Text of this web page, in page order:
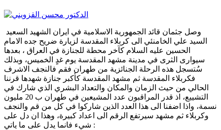
السيد علي الخامنئي الى كربلاء المقدسة لزيارة ضريح جده الامام
الحسين عليه السلام كآخر محطة للجنازة في العراق ، بعدها
سيوارى الثرى في مدينة مشهد المقدسة يوم غدٍ الخميس، وبذلك
سُتسجل هذه الرحلة الجنائزية من طهران فقم فالنجف الاشرف
فكربلاء المقدسة ثم مشهد المقدسة كأكبر جنازة شهدها قرننا
الحالي من حيث الزمان والمكان والتعداد البشري الذي شارك في
التشييع، اذ قدر المراقبون عدد المشيعين في طهران ب 20 مليون
نسمة، واذا اضفنا الى هذا العدد الذين شاركوا في كل من قم والنجف
وكربلاء ثم مشهد سيرتفع الرقم الى اعداد كبيرة، وهذا ان دل على
شيء فانما يدل على ما ياتي :